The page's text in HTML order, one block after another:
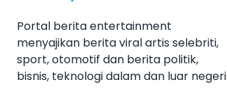
Portal berita entertainment
menyajikan berita viral artis selebriti,
sport, otomotif dan berita politik,
bisnis, teknologi dalam dan luar negeri